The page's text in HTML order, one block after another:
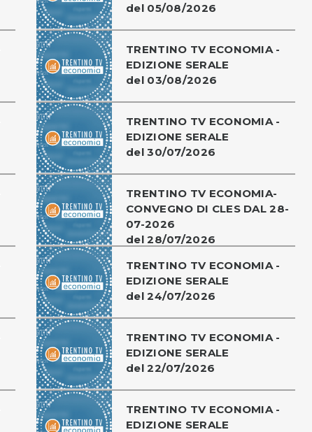
del 05/08/2026
TRENTINO TV ECONOMIA -
EDIZIONE SERALE
del 03/08/2026
TRENTINO TV ECONOMIA -
EDIZIONE SERALE
del 30/07/2026
TRENTINO TV ECONOMIA-
CONVEGNO DI CLES DAL 28-
07-2026
del 28/07/2026
TRENTINO TV ECONOMIA -
EDIZIONE SERALE
del 24/07/2026
TRENTINO TV ECONOMIA -
EDIZIONE SERALE
del 22/07/2026
TRENTINO TV ECONOMIA -
EDIZIONE SERALE